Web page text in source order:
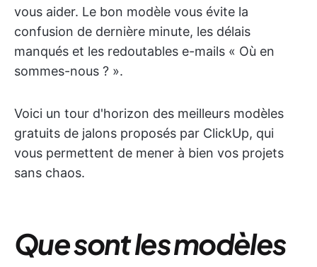
vous aider. Le bon modèle vous évite la
confusion de dernière minute, les délais
manqués et les redoutables e-mails « Où en
sommes-nous ? ».
Voici un tour d'horizon des meilleurs modèles
gratuits de jalons proposés par ClickUp, qui
vous permettent de mener à bien vos projets
sans chaos.
Que sont les modèles